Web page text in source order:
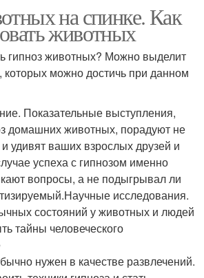
на спинке. Как
животных
гипноз животных? Можно выделит
которых можно достичь при данном
Показательные выступления,
домашних животных, порадуют не
удивят ваших взрослых друзей и
успеха с гипнозом именно
вопросы, а не подыгрывал ли
исследования.
состояний у животных и людей
тайны человеческого
нужен в качестве развлечений.